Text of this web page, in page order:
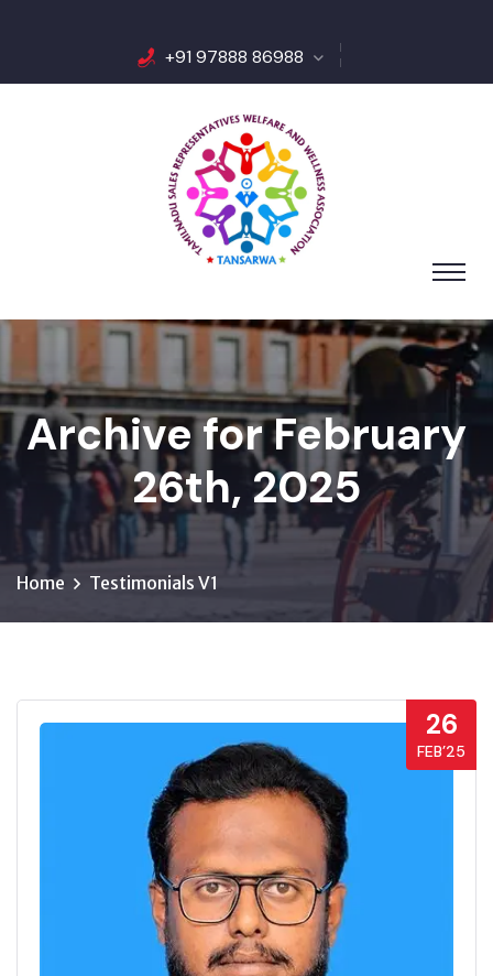
+91 97888 86988
Archive for February
26th, 2025
Home Testimonials V1
26
FEB’25